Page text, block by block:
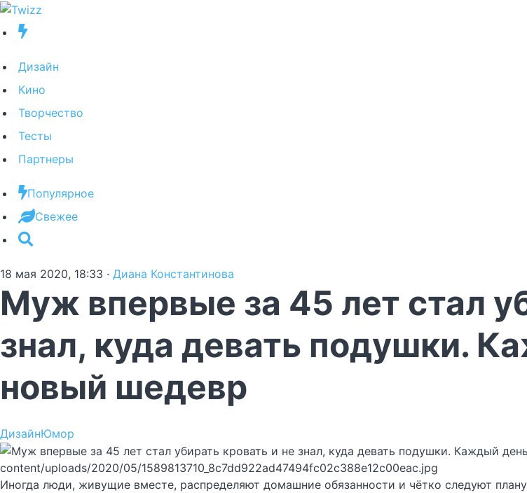
Дизайн
Кино
Творчество
Тесты
Партнеры
Популярное
Свежее
18 мая 2020, 18:33 · Диана Константинова
Муж впервые за 45 лет стал
знал, куда девать подушки.
новый шедевр
ДизайнЮмор
content/uploads/2020/05/1589813710_8c7dd922ad47494fc02c388e12c00eac.jpg
Иногда люди, живущие вместе, распределяют домашние обязанности и чётко следуют